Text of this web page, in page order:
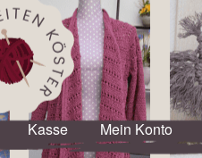
Kasse Mein Konto